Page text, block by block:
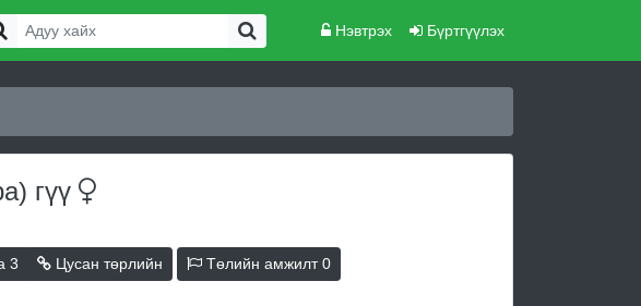
Нэвтрэх Бүртгүүлэх
гүү
3 Цусан төрлийн Төлийн амжилт0